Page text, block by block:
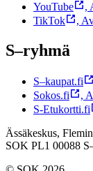
YouTube
,
TikTok
,
S–ryhmä
S–kaupat.fi
Sokos.fi
,
S-Etukortti.fi
Ässäkeskus,
SOK PL1 00088